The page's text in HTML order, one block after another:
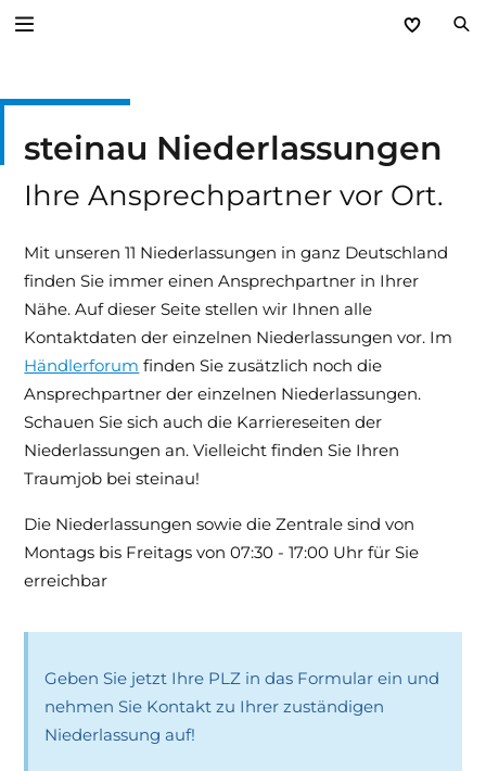
Unternehmen
Leitbild
Kundennutzen
Niederlassungen
Kontakt
Karriere
steinau Niederlassungen
Ihre Ansprechpartner vor Ort.
Mit unseren 11 Niederlassungen in ganz Deutschland
finden Sie immer einen Ansprechpartner in Ihrer
Nähe. Auf dieser Seite stellen wir Ihnen alle
Kontaktdaten der einzelnen Niederlassungen vor. Im
Händlerforum finden Sie zusätzlich noch die
Ansprechpartner der einzelnen Niederlassungen.
Schauen Sie sich auch die Karriereseiten der
Niederlassungen an. Vielleicht finden Sie Ihren
Traumjob bei steinau!
Die Niederlassungen sowie die Zentrale sind von
Montags bis Freitags von 07:30 - 17:00 Uhr für Sie
erreichbar
Geben Sie jetzt Ihre PLZ in das Formular ein und
nehmen Sie Kontakt zu Ihrer zuständigen
Niederlassung auf!